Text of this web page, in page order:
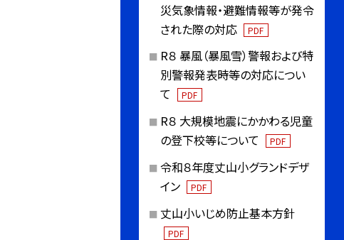
災気象情報・避難情報等が発令
された際の対応
PDF
R８ 暴風（暴風雪）警報および特
別警報発表時等の対応につい
て
PDF
R８ 大規模地震にかかわる児童
の登下校等について
PDF
令和８年度丈山小グランドデザ
イン
PDF
丈山小いじめ防止基本方針
PDF